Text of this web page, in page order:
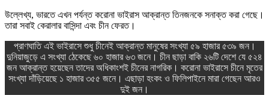
উল্লেখ্য, ভারতে এখন পর্যন্ত করোনা ভাইরাস আক্রান্ত তিনজনকে সনাক্ত করা গেছে।
তারা সবাই কেরালার বাসিন্দা এবং চীন ফেরত।
প্রাণঘাতি এই ভাইরাসে শুধু চীনেই আক্রান্ত মানুষের সংখ্যা ৫৯ হাজার ৫৩৯ জন।
দুনিয়াজুড়ে এ সংখ্যা ঠেকেছে ৬০ হাজার ৬৩ জনে। চীন ছাড়া বাকি ২৬টি দেশে যে ৫২৪
জন আক্রান্ত হয়েছেন তাদের অধিকাংশই চীনের নাগরিক। করোনা ভাইরাসে চীনে মৃতের
সংখ্যা দাঁড়িয়েছে ১ হাজার ৩৫৫ জনে। এছাড়া হংকং ও ফিলিপাইনে মারা গেছেন আরও
দুই জন।